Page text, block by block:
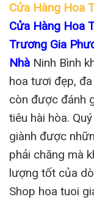
Cửa Hàng Hoa
Cửa Hàng Hoa
Trương Gia
Nhà Ninh Bình
hoa tươi đẹp,
còn được đánh
tiêu hài hòa.
giành được
phải chăng mà
lượng tốt của
Shop hoa tuoi